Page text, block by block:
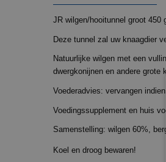
JR wilgen/hooitunnel groot 450
Deze tunnel zal uw knaagdier
Natuurlijke wilgen met een
dwergkonijnen en andere grote
Voederadvies: vervangen indien
Voedingssupplement en huis
Samenstelling: wilgen 60%,
Koel en droog bewaren!